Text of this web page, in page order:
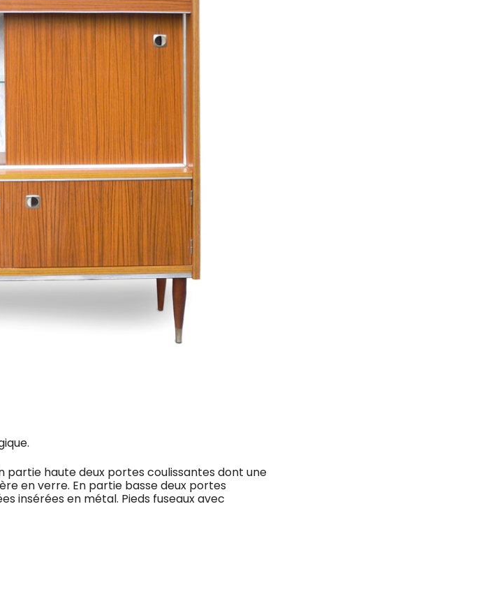
partie haute deux portes coulissantes dont une
en verre. En partie basse deux portes
insérées en métal. Pieds fuseaux avec